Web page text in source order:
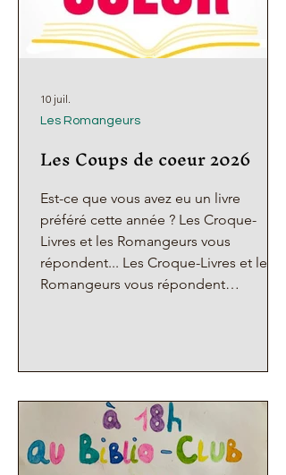
Les Coups de coeur 2026
Est-ce que vous avez eu un livre
préféré cette année ? Les Croque-
Livres et les Romangeurs vous
répondent... Les Croque-Livres et les
Romangeurs vous répondent
Les Romangeurs
10 juil.